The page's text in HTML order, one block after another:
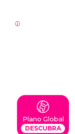
Plano Global
DESCUBRA